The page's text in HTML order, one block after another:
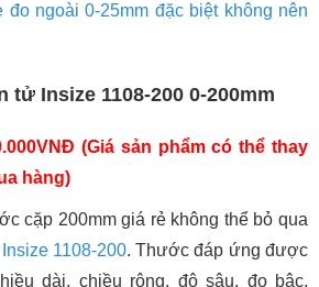
đo ngoài 0-25mm đặc biệt không nên
tử Insize 1108-200 0-200mm
(Giá sản phẩm có thể thay
hàng)
cặp 200mm giá rẻ không thể bỏ qua
Insize 1108-200. Thước đáp ứng được
dài, chiều rộng, độ sâu, đo bậc,